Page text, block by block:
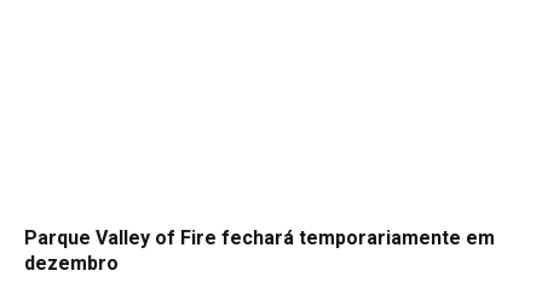
Parque Valley of Fire fechará temporariamente em
dezembro